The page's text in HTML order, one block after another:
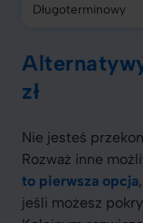
Długoterminowy
zł
Nie jesteś
Rozważ inne
to pierwsza opcja
jeśli możesz